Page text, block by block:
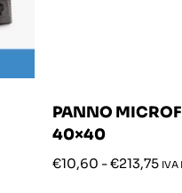
PANNO
40×40
€10,60 -€213,75 IVA